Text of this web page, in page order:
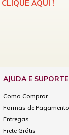
CLIQUE AQUI !
AJUDA E SUPORTE
Como Comprar
Formas de Pagamento
Entregas
Frete Grátis